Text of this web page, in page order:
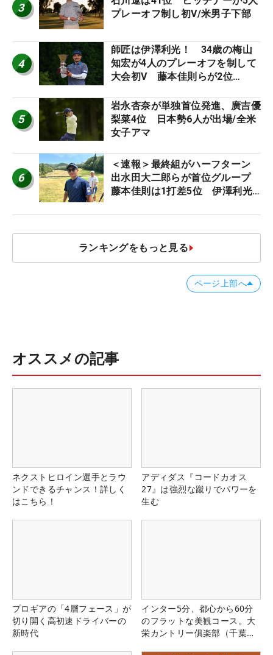
3
プレーオフ制し初V/米男子下部
4
師匠は伊澤利光！ 34歳の梅山
知宏が4人のプレーオフを制して
大会初V 藤本佳則らが2位
5
岩永杏奈が単独首位発進、廣吉優
梨菜4位 日本勢6人が出場/全米
女子アマ
6
＜速報＞最終組がハーフターン
出水田大二郎らが首位グループ
藤本佳則は1打差5位 伊澤利光
JOYX OPEN】
ランキングをもっと見る
ページ上部へ
オススメの記事
ネクストヒロイン選手とラウ
ンドできるチャンス！詳しく
はこちら！
アディダス『コードカオス
27』は強烈な蹴りでパワーを
生む
プロギアの「4層フェース」が
切り開く高初速ドライバーの
新時代
インター5分、都心から60分
のフラットな美観コース。大
栄カントリー俱楽部（千葉